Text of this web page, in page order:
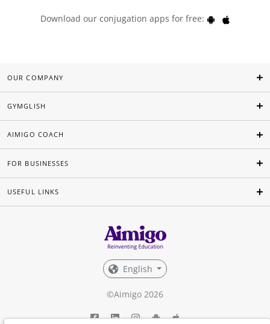
Download our conjugation apps for free:
OUR COMPANY
GYMGLISH
AIMIGO COACH
FOR BUSINESSES
USEFUL LINKS
English
©Aimigo 2026